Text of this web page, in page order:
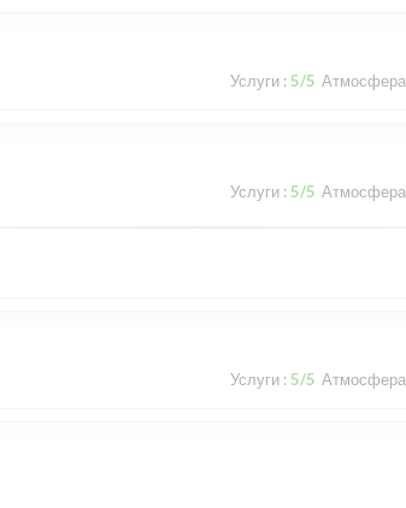
Услуги : 5/5 Атмосфера
Услуги : 5/5 Атмосфера
Услуги : 5/5 Атмосфера